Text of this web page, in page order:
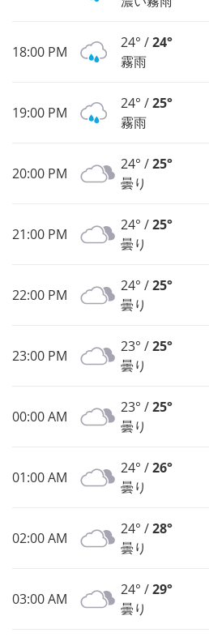
18:00 PM
24° /24°
霧雨
19:00 PM
24° /25°
霧雨
20:00 PM
24° /25°
曇り
21:00 PM
24° /25°
曇り
22:00 PM
24° /25°
曇り
23:00 PM
23° /25°
曇り
00:00 AM
23° /25°
曇り
01:00 AM
24° /26°
曇り
02:00 AM
24° /28°
曇り
03:00 AM
24° /29°
曇り